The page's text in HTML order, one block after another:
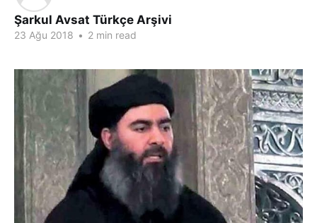
Şarkul Avsat Türkçe Arşivi
23 Ağu 2018 • 2 min read